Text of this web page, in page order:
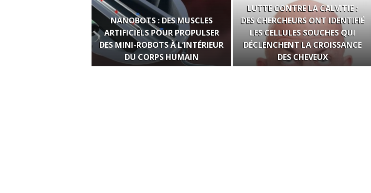
NANOBOTS : DES MUSCLES
ARTIFICIELS POUR PROPULSER
DES MINI-ROBOTS À L’INTÉRIEUR
DU CORPS HUMAIN
LUTTE CONTRE LA CALVITIE :
DES CHERCHEURS ONT IDENTIFIÉ
LES CELLULES SOUCHES QUI
DÉCLENCHENT LA CROISSANCE
DES CHEVEUX